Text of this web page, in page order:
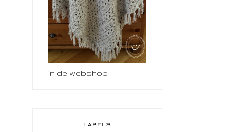
in de webshop
LABELS